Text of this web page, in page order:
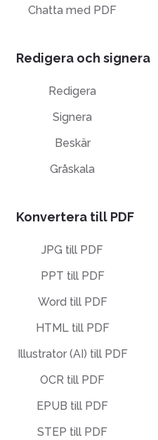
Chatta med PDF
Redigera och signera
Redigera
Signera
Beskär
Gråskala
Konvertera till PDF
JPG till PDF
PPT till PDF
Word till PDF
HTML till PDF
Illustrator (AI) till PDF
OCR till PDF
EPUB till PDF
STEP till PDF